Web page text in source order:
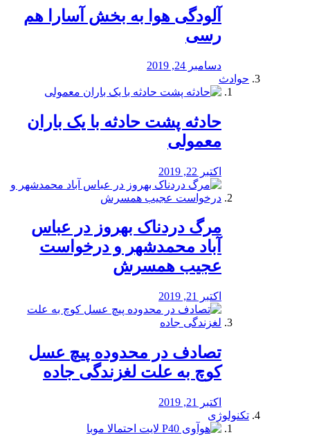
آلودگی هوا به بخش آسارا هم
رسی
دسامبر 24, 2019
حوادث
️حادثه پشت حادثه با یک باران
معمولی
اکتبر 22, 2019
مرگ دردناک بهروز در عباس
آباد محمدشهر و درخواست
عجیب همسرش
اکتبر 21, 2019
تصادف در محدوده پیچ عسل
کوچ به علت لغزندگی جاده
اکتبر 21, 2019
تکنولوژی